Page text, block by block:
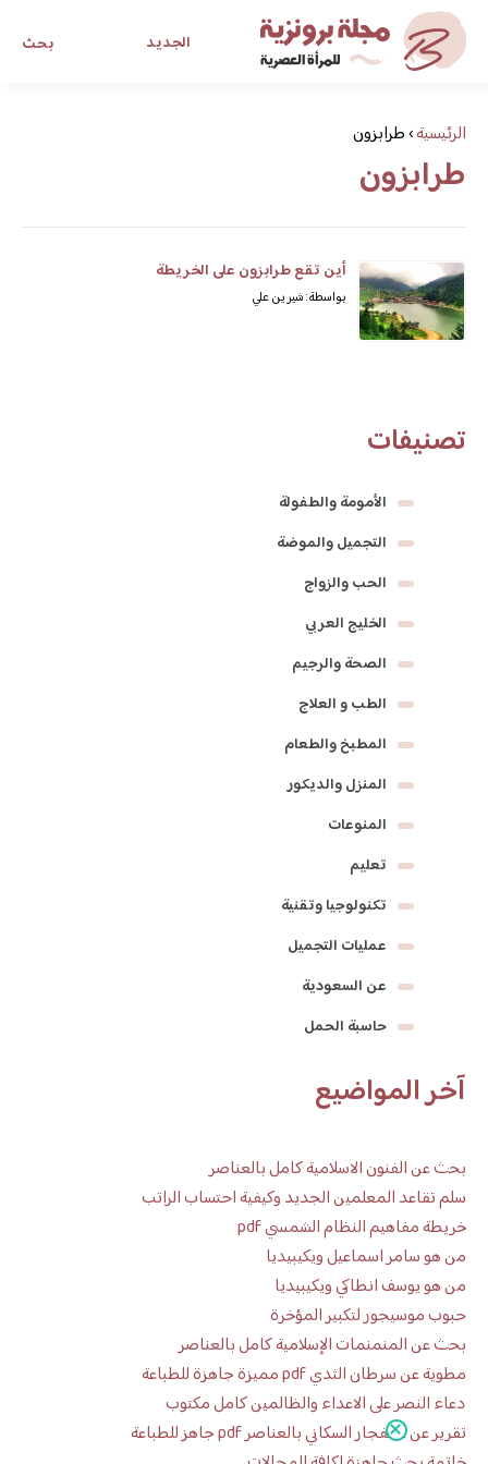
بحث الجديد
مجلة برونزية للفتاة العصريةالرئيسية›طرابزون
طرابزون
أين تقع طرابزون على الخريطة
بواسطة: شيرين علي
تصنيفات
الأمومة والطفولة
التجميل والموضة
الحب والزواج
الخليج العربي
الصحة والرجيم
الطب و العلاج
المطبخ والطعام
المنزل والديكور
المنوعات
تعليم
تكنولوجيا وتقنية
عمليات التجميل
عن السعودية
حاسبة الحمل
آخر المواضيع
بحث عن الفنون الاسلامية كامل بالعناصر
سلم تقاعد المعلمين الجديد وكيفية احتساب الراتب
خريطة مفاهيم النظام الشمسي pdf
من هو سامر اسماعيل ويكيبيديا
من هو يوسف انطاكي ويكيبيديا
حبوب موسيجور لتكبير المؤخرة
بحث عن المنمنمات الإسلامية كامل بالعناصر
مطوية عن سرطان الثدي pdf مميزة جاهزة للطباعة
دعاء النصر على الاعداء والظالمين كامل مكتوب
تقرير عن الانفجار السكاني بالعناصر pdf جاهز للطباعة